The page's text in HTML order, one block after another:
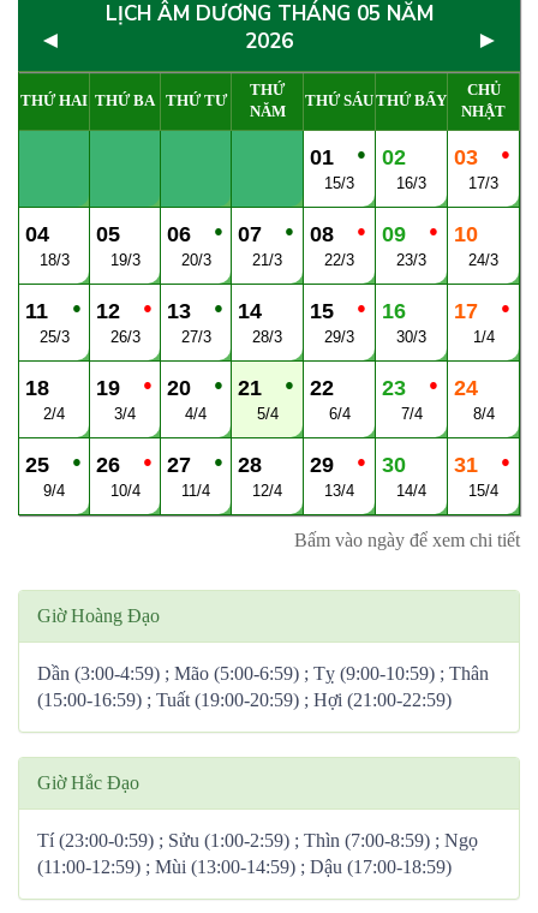
◄
LỊCH ÂM DƯƠNG THÁNG 05 NĂM
2026
►
THỨ HAI THỨ BA THỨ TƯ
THỨ
NĂM
THỨ SÁUTHỨ BẨY
CHỦ
NHẬT
●
01
15/3
02
16/3
●
03
17/3
04
18/3
05
19/3
●
06
20/3
●
07
21/3
●
08
22/3
●
09
23/3
10
24/3
●
11
25/3
●
12
26/3
●
13
27/3
14
28/3
●
15
29/3
16
30/3
●
17
1/4
18
2/4
●
19
3/4
●
20
4/4
●
21
5/4
22
6/4
●
23
7/4
24
8/4
●
25
9/4
●
26
10/4
●
27
11/4
28
12/4
●
29
13/4
30
14/4
●
31
15/4
Bấm vào ngày để xem chi tiết
Giờ Hoàng Đạo
Dần (3:00-4:59) ; Mão (5:00-6:59) ; Tỵ (9:00-10:59) ; Thân
(15:00-16:59) ; Tuất (19:00-20:59) ; Hợi (21:00-22:59)
Giờ Hắc Đạo
Tí (23:00-0:59) ; Sửu (1:00-2:59) ; Thìn (7:00-8:59) ; Ngọ
(11:00-12:59) ; Mùi (13:00-14:59) ; Dậu (17:00-18:59)